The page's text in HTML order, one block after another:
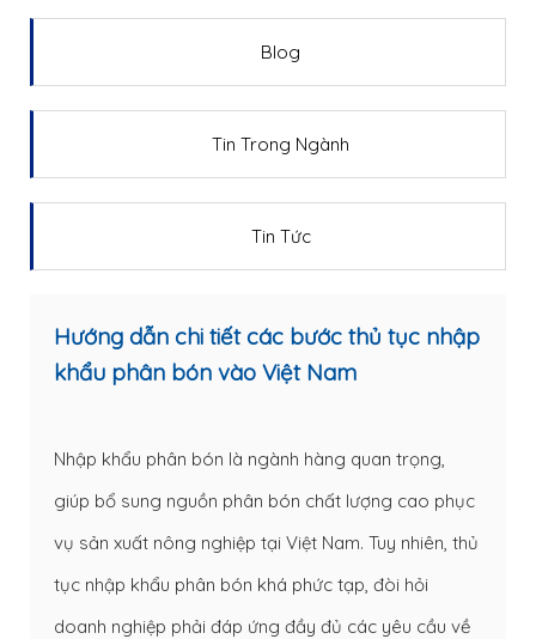
Blog
Tin Trong Ngành
Tin Tức
Hướng dẫn chi tiết các bước thủ tục nhập
khẩu phân bón vào Việt Nam
Nhập khẩu phân bón là ngành hàng quan trọng,
giúp bổ sung nguồn phân bón chất lượng cao phục
vụ sản xuất nông nghiệp tại Việt Nam. Tuy nhiên, thủ
tục nhập khẩu phân bón khá phức tạp, đòi hỏi
doanh nghiệp phải đáp ứng đầy đủ các yêu cầu về